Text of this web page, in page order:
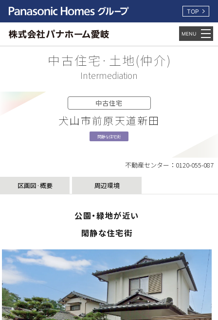
TOP
中古住宅·土地(仲介)
Intermediation
中古住宅
犬山市前原天道新田
閑静な住宅街
不動産センター：0120-055-087
区画図·概要 周辺環境
公園・緑地が近い
閑静な住宅街